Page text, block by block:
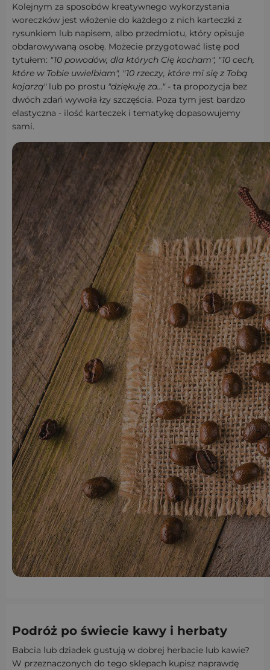
Kolejnym za sposobów kreatywnego wykorzystania
woreczków jest włożenie do każdego z nich karteczki z
rysunkiem lub napisem, albo przedmiotu, który opisuje
obdarowywaną osobę. Możecie przygotować listę pod
tytułem: "10 powodów, dla których Cię kocham", "10 cech,
które w Tobie uwielbiam", "10 rzeczy, które mi się z Tobą
kojarzą"lub po prostu "dziękuję za..."- ta propozycja bez
dwóch zdań wywoła łzy szczęścia. Poza tym jest bardzo
elastyczna - ilość karteczek i tematykę dopasowujemy
sami.
Podróż po świecie kawy i herbaty
Babcia lub dziadek gustują w dobrej herbacie lub kawie?
W przeznaczonych do tego sklepach kupisz naprawdę